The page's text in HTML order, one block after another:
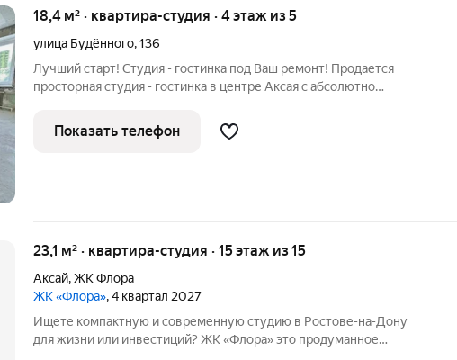
18,4 м² · квартира-студия · 4 этаж из 5
улица Будённого,136
Лучший старт! Студия - гостинка под Ваш ремонт! Продается
просторная студия - гостинка в центре Аксая с абсолютно
полноценной ванной. В доме сделан капитальный ремонт систем:
2025 г. Кровли 2025 г.
Показать телефон
23,1 м² · квартира-студия · 15 этаж из 15
Аксай,ЖК Флора
ЖК «Флора», 4 квартал 2027
Ищете компактную и современную студию в Ростове-на-Дону
для жизни или инвестиций? ЖК «Флора» это продуманное